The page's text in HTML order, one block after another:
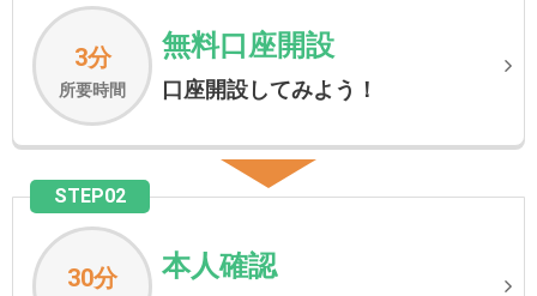
3分
所要時間
無料口座開設
口座開設してみよう！
STEP02
30分 本人確認